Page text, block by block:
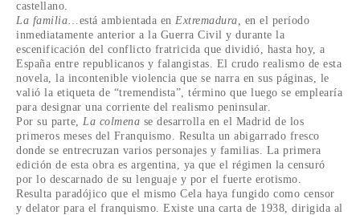
castellano.
La familia …está ambientada en Extremadura, en el período
inmediatamente anterior a la Guerra Civil y durante la
escenificación del conflicto fratricida que dividió, hasta hoy, a
España entre republicanos y falangistas. El crudo realismo de esta
novela, la incontenible violencia que se narra en sus páginas, le
valió la etiqueta de “tremendista”, término que luego se emplearía
para designar una corriente del realismo peninsular.
Por su parte,
La colmena se desarrolla en el Madrid de los
primeros meses del Franquismo. Resulta un abigarrado fresco
donde se entrecruzan varios personajes y familias. La primera
edición de esta obra es argentina, ya que el régimen la censuró
por lo descarnado de su lenguaje y por el fuerte erotismo.
Resulta paradójico que el mismo Cela haya fungido como censor
y delator para el franquismo. Existe una carta de 1938, dirigida al